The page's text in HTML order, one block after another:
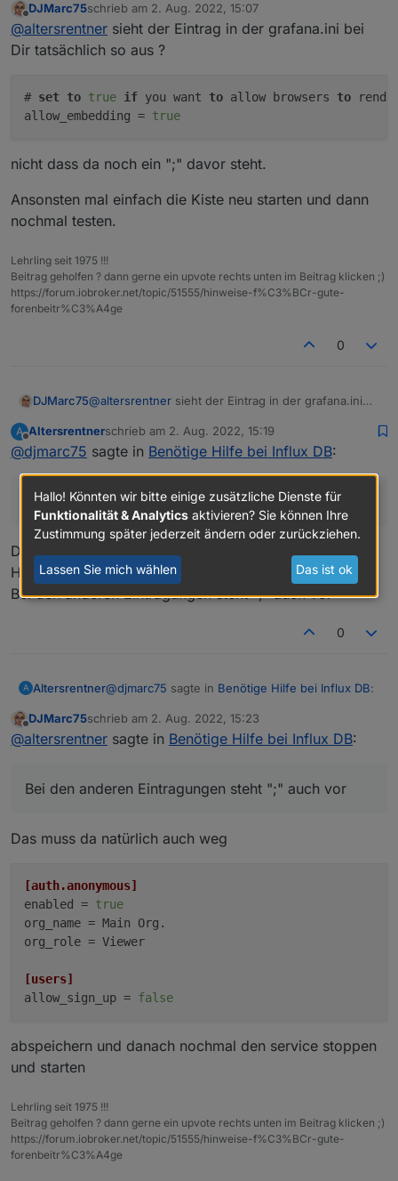
Leider bekomme ich kein Deshboard von Grafana
in die VIS integriert
Das habe ich eingestellt:
sudo nano /etc/grafana/grafana.ini
		[security]
		[auth.anonymous]
		enabled = true
		allow_sign_up = false
Normal sollte der Link dann unter VIS Allgemein
Aber das I Frame bleibt weiß
Offline
DJMarc75schrieb am 2. Aug. 2022, 15:07
zuletzt editiert von
@altersrentner sieht der Eintrag in der grafana.ini bei
Dir tatsächlich so aus ?
# set to true if you want to allow browsers to
allow_embedding = true
nicht dass da noch ein ";" davor steht.
Ansonsten mal einfach die Kiste neu starten und dann
nochmal testen.
Lehrling seit 1975 !!!
Beitrag geholfen ? dann gerne ein upvote rechts unten im Beitrag klicken ;)
https://forum.iobroker.net/topic/51555/hinweise-f%C3%BCr-gute-
forenbeitr%C3%A4ge
0
DJMarc75@altersrentner sieht der Eintrag in der grafana.ini
# set to true if you want to allow browsers
Ansonsten mal einfach die Kiste neu starten und
dann nochmal testen.
A
Offline
Altersrentnerschrieb am 2. Aug. 2022, 15:19
zuletzt editiert von
@djmarc75 sagte in Benötige Hilfe bei Influx DB:
nicht dass da noch ein ";" davor steht.
Das stand davor
Habe ich entfernt
Bei den anderen Eintragungen steht ";" auch vor
0
A Altersrentner@djmarc75 sagte in Benötige Hilfe bei Influx DB:
nicht dass da noch ein ";" davor steht.
Das stand davor
Habe ich entfernt
Offline
DJMarc75schrieb am 2. Aug. 2022, 15:23
zuletzt editiert von
@altersrentner sagte in Benötige Hilfe bei Influx DB:
Bei den anderen Eintragungen steht ";" auch vor
Das muss da natürlich auch weg
[auth.anonymous]
enabled = true
org_name
org_role = Viewer
[users]
allow_sign_up = false
abspeichern und danach nochmal den service stoppen
und starten
Lehrling seit 1975 !!!
Beitrag geholfen ? dann gerne ein upvote rechts unten im Beitrag klicken ;)
https://forum.iobroker.net/topic/51555/hinweise-f%C3%BCr-gute-
forenbeitr%C3%A4ge
Hallo! Könnten wir bitte einige zusätzliche Dienste für
Funktionalität & Analytics aktivieren? Sie können Ihre
Zustimmung später jederzeit ändern oder zurückziehen.
Lassen Sie mich wählen Das ist ok